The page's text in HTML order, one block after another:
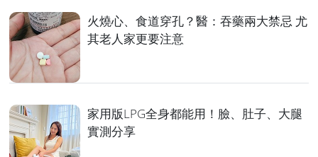
火燒心、食道穿孔？醫：吞藥兩大禁忌 尤
其老人家更要注意
家用版LPG全身都能用！臉、肚子、大腿
實測分享